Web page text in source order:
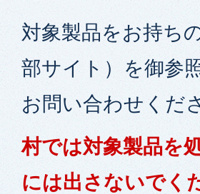
対象製品をお持ち
部サイト）を御参
お問い合わせくだ
村では対象製品を
には出さないでく